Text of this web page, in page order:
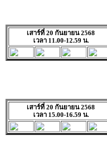
เสาร์ที่ 20 กันยายน 2568
เวลา 11.00-12.59 น.
เสาร์ที่ 20 กันยายน 2568
เวลา 15.00-16.59 น.